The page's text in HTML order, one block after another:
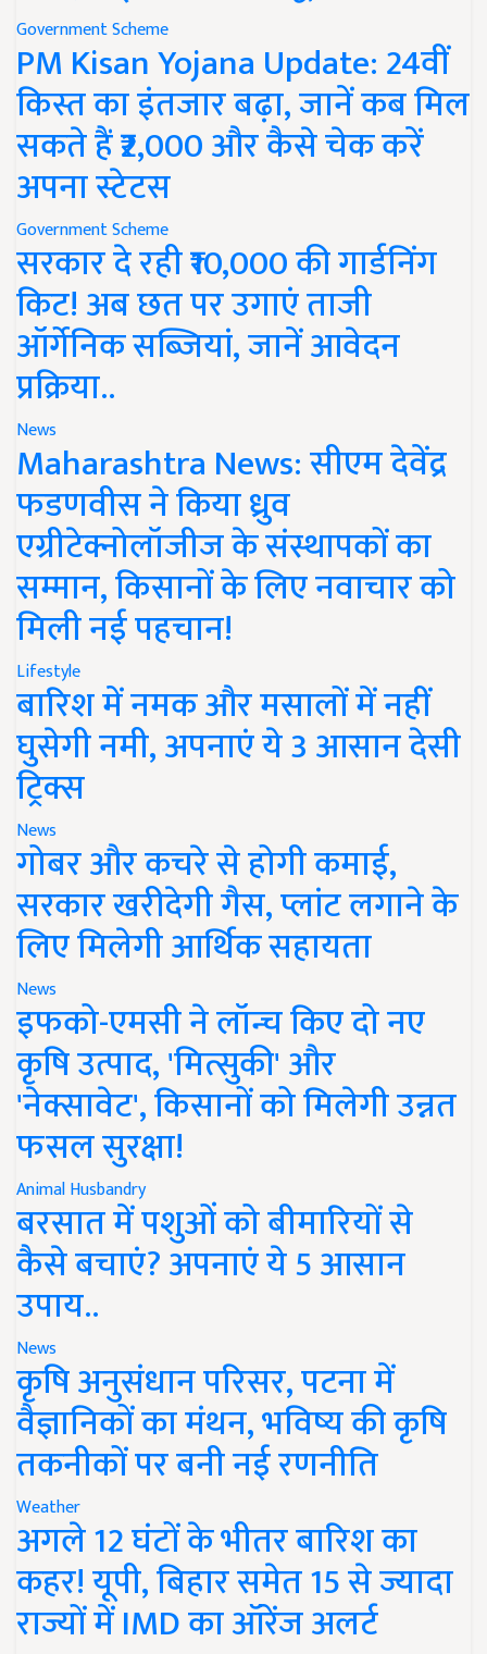
Government Scheme
PM Kisan Yojana Update: 24वीं
किस्त का इंतजार बढ़ा, जानें कब मिल
सकते हैं ₹2,000 और कैसे चेक करें
अपना स्टेटस
Government Scheme
सरकार दे रही ₹10,000 की गार्डनिंग
किट! अब छत पर उगाएं ताजी
ऑर्गेनिक सब्जियां, जानें आवेदन
प्रक्रिया..
News
Maharashtra News: सीएम देवेंद्र
फडणवीस ने किया ध्रुव
एग्रीटेक्नोलॉजीज के संस्थापकों का
सम्मान, किसानों के लिए नवाचार को
मिली नई पहचान!
Lifestyle
बारिश में नमक और मसालों में नहीं
घुसेगी नमी, अपनाएं ये 3 आसान देसी
ट्रिक्स
News
गोबर और कचरे से होगी कमाई,
सरकार खरीदेगी गैस, प्लांट लगाने के
लिए मिलेगी आर्थिक सहायता
News
इफको-एमसी ने लॉन्च किए दो नए
कृषि उत्पाद, 'मित्सुकी' और
'नेक्सावेट', किसानों को मिलेगी उन्नत
फसल सुरक्षा!
Animal Husbandry
बरसात में पशुओं को बीमारियों से
कैसे बचाएं? अपनाएं ये 5 आसान
उपाय..
News
कृषि अनुसंधान परिसर, पटना में
वैज्ञानिकों का मंथन, भविष्य की कृषि
तकनीकों पर बनी नई रणनीति
Weather
अगले 12 घंटों के भीतर बारिश का
कहर! यूपी, बिहार समेत 15 से ज्यादा
राज्यों में IMD का ऑरेंज अलर्ट